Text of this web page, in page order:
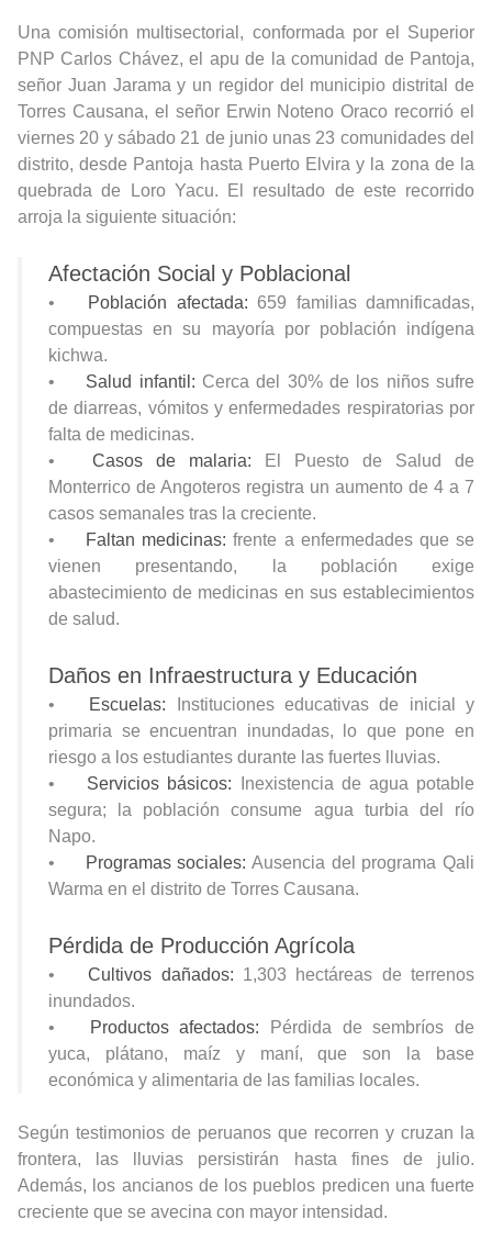
Una comisión multisectorial, conformada por el Superior
PNP Carlos Chávez, el apu de la comunidad de Pantoja,
señor Juan Jarama y un regidor del municipio distrital de
Torres Causana, el señor Erwin Noteno Oraco recorrió el
viernes 20 y sábado 21 de junio unas 23 comunidades del
distrito, desde Pantoja hasta Puerto Elvira y la zona de la
quebrada de Loro Yacu. El resultado de este recorrido
arroja la siguiente situación:
Afectación Social y Poblacional
• Población afectada: 659 familias damnificadas,
compuestas en su mayoría por población indígena
kichwa.
•
Salud infantil: Cerca del 30% de los niños sufre
de diarreas, vómitos y enfermedades respiratorias por
falta de medicinas.
•
Casos de malaria: El Puesto de Salud de
Monterrico de Angoteros registra un aumento de 4 a 7
casos semanales tras la creciente.
•
Faltan medicinas: frente a enfermedades que se
vienen presentando, la población exige
abastecimiento de medicinas en sus establecimientos
de salud.
Daños en Infraestructura y Educación
• Escuelas: Instituciones educativas de inicial y
primaria se encuentran inundadas, lo que pone en
riesgo a los estudiantes durante las fuertes lluvias.
•
Servicios básicos: Inexistencia de agua potable
segura; la población consume agua turbia del río
Napo.
•
Programas sociales: Ausencia del programa Qali
Warma en el distrito de Torres Causana.
Pérdida de Producción Agrícola
• Cultivos dañados: 1,303 hectáreas de terrenos
inundados.
•
Productos afectados: Pérdida de sembríos de
yuca, plátano, maíz y maní, que son la base
económica y alimentaria de las familias locales.
Según testimonios de peruanos que recorren y cruzan la
frontera, las lluvias persistirán hasta fines de julio.
Además, los ancianos de los pueblos predicen una fuerte
creciente que se avecina con mayor intensidad.